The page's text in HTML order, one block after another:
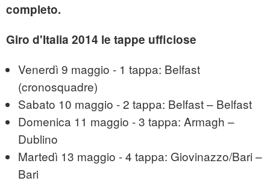
completo.
Giro d'Italia 2014 le tappe ufficiose
Venerdì 9 maggio - 1 tappa: Belfast
(cronosquadre)
Sabato 10 maggio - 2 tappa: Belfast – Belfast
Domenica 11 maggio - 3 tappa: Armagh –
Dublino
Martedì 13 maggio - 4 tappa: Giovinazzo/Bari –
Bari